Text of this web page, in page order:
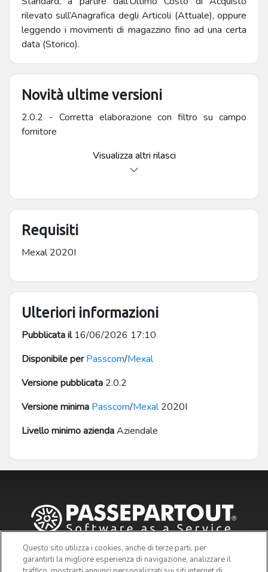
rilevato sull’Anagrafica degli Articoli (Attuale), oppure
leggendo i movimenti di magazzino fino ad una certa
data (Storico).
Novità ultime versioni
2.0.2 - Corretta elaborazione con filtro su campo
fornitore
Visualizza altri rilasci
Requisiti
Mexal 2020I
Ulteriori informazioni
Pubblicata il16/06/2026 17:10
Disponibile per Passcom/Mexal
Versione pubblicata 2.0.2
Versione minima Passcom/Mexal2020I
Livello minimo aziendaAziendale
Questo sito utilizza i cookies, anche di terze parti, per
garantirti la migliore esperienza di navigazione, analizzare il